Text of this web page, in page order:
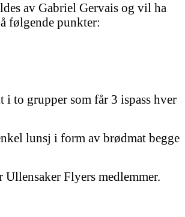
av Gabriel Gervais og vil ha
følgende punkter:
to grupper som får 3 ispass hver
lunsj i form av brødmat begge
Flyers medlemmer.